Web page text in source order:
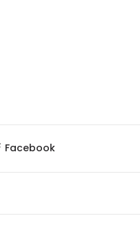
Facebook